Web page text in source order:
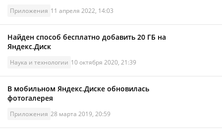
Приложения 11 апреля 2022, 14:03
Найден способ бесплатно добавить 20 ГБ на
Яндекс.Диск
Наука и технологии 10 октября 2020, 21:39
В мобильном Яндекс.Диске обновилась
фотогалерея
Приложения 28 марта 2019, 20:59